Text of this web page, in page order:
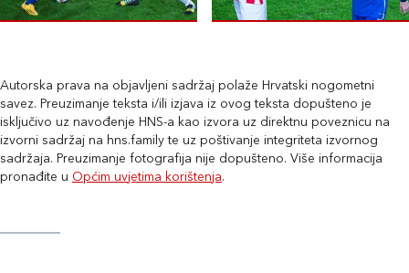
Autorska prava na objavljeni sadržaj polaže Hrvatski nogometni
savez. Preuzimanje teksta i/ili izjava iz ovog teksta dopušteno je
isključivo uz navođenje HNS-a kao izvora uz direktnu poveznicu na
izvorni sadržaj na hns.family te uz poštivanje integriteta izvornog
sadržaja. Preuzimanje fotografija nije dopušteno. Više informacija
pronađite u Općim uvjetima korištenja.